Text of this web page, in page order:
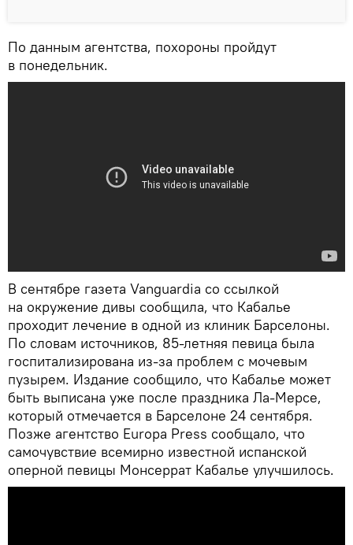
По данным агентства, похороны пройдут
в понедельник.
В сентябре газета Vanguardia со ссылкой
на окружение дивы сообщила, что Кабалье
проходит лечение в одной из клиник Барселоны.
По словам источников, 85-летняя певица была
госпитализирована из-за проблем с мочевым
пузырем. Издание сообщило, что Кабалье может
быть выписана уже после праздника Ла-Мерсе,
который отмечается в Барселоне 24 сентября.
Позже агентство Europa Press сообщало, что
самочувствие всемирно известной испанской
оперной певицы Монсеррат Кабалье улучшилось.